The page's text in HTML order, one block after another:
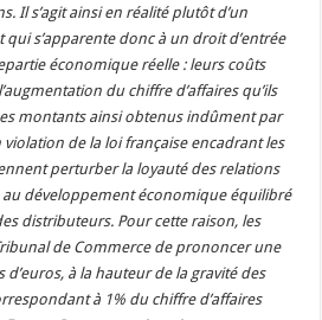
Il s’agit ainsi en réalité plutôt d’un
s’apparente donc à un droit d’entrée
économique réelle : leurs coûts
du chiffre d’affaires qu’ils
montants ainsi obtenus indûment par
violation de la loi française encadrant les
perturber la loyauté des relations
au développement économique équilibré
distributeurs. Pour cette raison, les
de Commerce de prononcer une
à la hauteur de la gravité des
à 1% du chiffre d’affaires